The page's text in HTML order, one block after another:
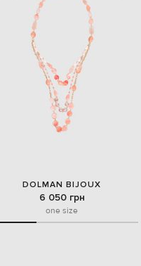
DOLMAN BIJOUX
6 050 грн
one size